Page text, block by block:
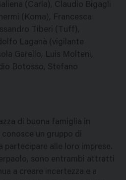
(Carla), Claudio Bigagli
(Koma), Francesca
Tiberi (Tuff),
Laganà (vigilante
Garello, Luis Molteni,
Botosso, Stefano
di buona famiglia in
un gruppo di
alle loro imprese.
sono entrambi attratti
a creare incertezza e a